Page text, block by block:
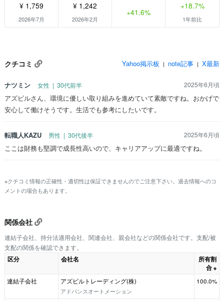
¥ 1,759
2026年7月
¥ 1,242
2026年2月
+41.6%
+18.7%
1年前比
クチコミ Yahoo掲示板 | note記事 | X最新
ナツミン 女性 | 30代前半 2025年6月頃
アズビルさん、環境に優しい取り組みを進めていて素敵ですね。おかげで
安心して働けそうです。生活でも参考にしたいです。
転職人KAZU 男性 | 30代後半 2025年6月頃
ここは財務も堅調で成長性高いので、キャリアアップに最適ですね。
※クチコミ情報の正確性・適切性は保証できませんのでご注意下さい。過去情報へのコ
メントの場合もあります。
関係会社
連結子会社、持分法適用会社、関連会社、親会社などの関係会社です。支配/被
支配の関係を確認できます。
区分 会社名
所有割
合 ※
連結子会社
アズビルトレーディング(株)
アドバンスオートメーション
100.0%